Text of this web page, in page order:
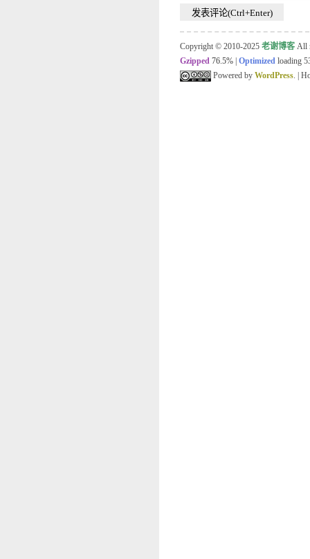
Copyright © 2010-2025 老谢博客 All
Gzipped 76.5% | Optimized loading
Powered by WordPress . |